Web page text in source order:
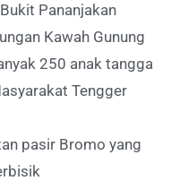
Pananjakan
Kawah Gunung
250 anak tangga
Tengger
pasir Bromo yang